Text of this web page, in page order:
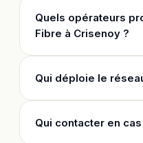
Quels opérateurs
Fibre à Crisenoy ?
Qui déploie le
Qui contacter en